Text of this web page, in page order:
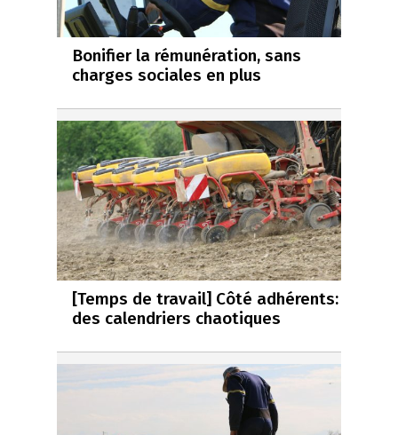
Bonifier la rémunération, sans
charges sociales en plus
[Temps de travail] Côté adhérents:
des calendriers chaotiques